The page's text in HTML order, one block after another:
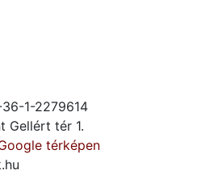
1-2279614
Gellért tér 1.
térképen